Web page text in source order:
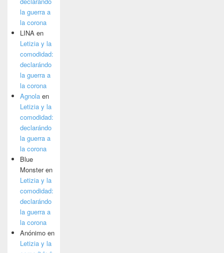
la guerra a
la corona
LINA en
Letizia y la
comodidad:
declarándo
la guerra a
la corona
Agnola en
Letizia y la
comodidad:
declarándo
la guerra a
la corona
Blue
Monsteren
Letizia y la
comodidad:
declarándo
la guerra a
la corona
Anónimo en
Letizia y la